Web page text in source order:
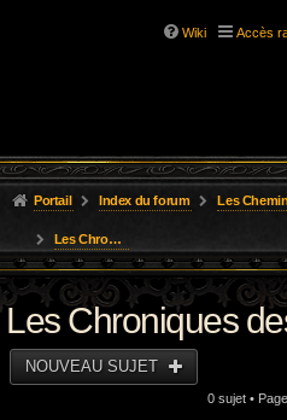
Wiki Accès
Portail Index du forum Les Chemins de
Les Chroniques des Aventures
Les Chroniques
NOUVEAU SUJET
0 sujet • Page